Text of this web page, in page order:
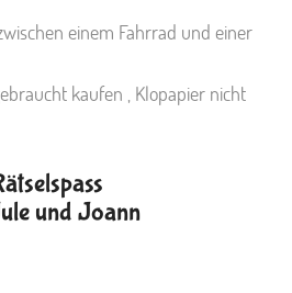
einem Fahrrad und einer
kaufen , Klopapier nicht
ätselspass
und Joann